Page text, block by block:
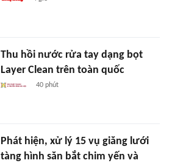
Thu hồi nước rửa tay dạng bọt
Layer Clean trên toàn quốc
40 phút
Phát hiện, xử lý 15 vụ giăng lưới
tàng hình săn bắt chim yến và